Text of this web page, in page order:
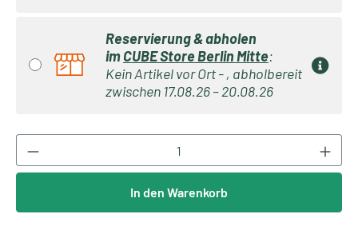
Reservierung & abholen
imCUBE Store Berlin Mitte:
Kein Artikel vor Ort - , abholbereit
zwischen 17.08.26 – 20.08.26
Produkt Anzahl: Gib den gewünschten
In den Warenkorb